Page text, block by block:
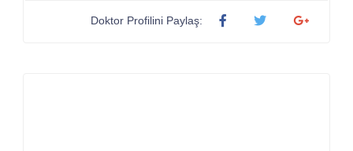
Doktor Profilini Paylaş: